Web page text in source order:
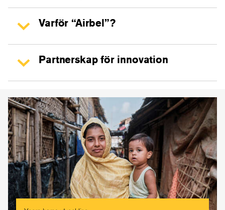
Varför “Airbel”?
Partnerskap för innovation